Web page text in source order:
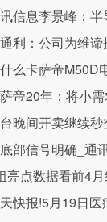
信息李景峰：
利：公司为维
么卡萨帝M50D
帝20年：将小
晚间开卖继续
部信号明确_通
亮点数据看前4
快报!5月19日